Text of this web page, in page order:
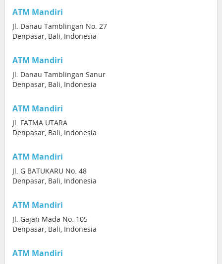
ATM Mandiri
Jl. Danau Tamblingan No. 27
Denpasar, Bali, Indonesia
ATM Mandiri
Jl. Danau Tamblingan Sanur
Denpasar, Bali, Indonesia
ATM Mandiri
Jl. FATMA UTARA
Denpasar, Bali, Indonesia
ATM Mandiri
Jl. G BATUKARU No. 48
Denpasar, Bali, Indonesia
ATM Mandiri
Jl. Gajah Mada No. 105
Denpasar, Bali, Indonesia
ATM Mandiri